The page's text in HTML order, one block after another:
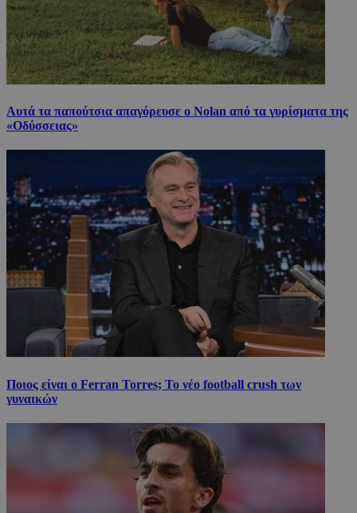
Αυτά τα παπούτσια απαγόρευσε ο Nolan από τα γυρίσματα της
«Οδύσσειας»
Ποιος είναι ο Ferran Torres; Το νέο football crush των
γυναικών